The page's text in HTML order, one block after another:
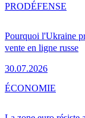
Pourquoi l'Ukraine
vente en ligne russe
30.07.2026
PRODÉFENSE
ÉCONOMIE